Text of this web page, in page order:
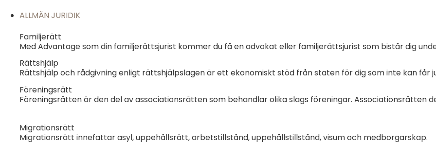
ALLMÄN JURIDIK
Familjerätt
Med Advantage som din familjerättsjurist kommer du få en advokat eller familjerättsjurist som bistår dig
Rättshjälp
Rättshjälp och rådgivning enligt rättshjälpslagen är ett ekonomiskt stöd från staten för dig som inte kan får
Föreningsrätt
Föreningsrätten är den del av associationsrätten som behandlar olika slags föreningar. Associationsrätten
Migrationsrätt
Migrationsrätt innefattar asyl, uppehållsrätt, arbetstillstånd, uppehållstillstånd, visum och medborgarskap.